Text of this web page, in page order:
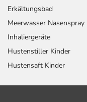
Erkältungsbad
Meerwasser Nasenspray
Inhaliergeräte
Hustenstiller Kinder
Hustensaft Kinder